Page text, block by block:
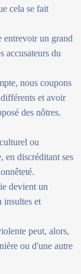
cela se fait
entrevoir un grand
accusateurs du
nous coupons
et avoir
des nôtres.
ou
en discréditant ses
devient un
insultes et
peut, alors,
ou d'une autre